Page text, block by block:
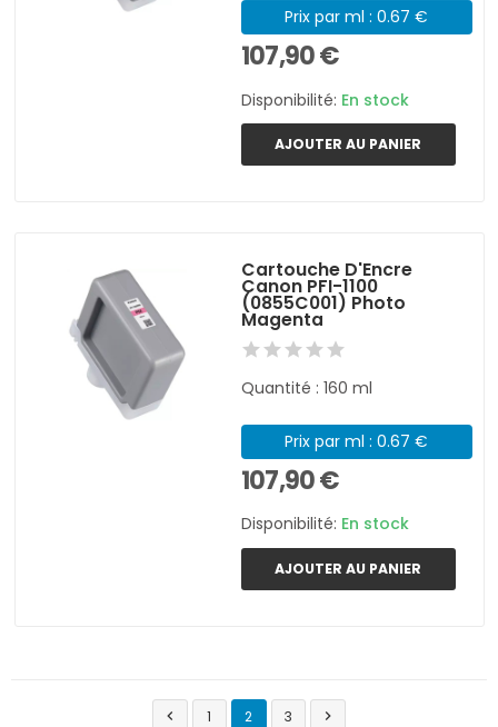
Prix par ml : 0.67 €
107,90 €
Disponibilité: En stock
AJOUTER AU PANIER
Cartouche D'Encre
Canon PFI-1100
(0855C001) Photo
Magenta
Quantité : 160 ml
Prix par ml : 0.67 €
107,90 €
Disponibilité: En stock
AJOUTER AU PANIER
 1 2 3 